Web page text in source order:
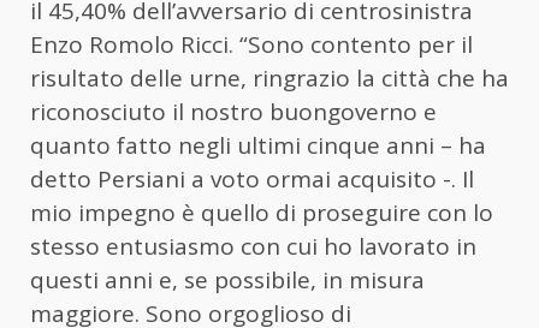
il 45,40% dell’avversario di centrosinistra
Enzo Romolo Ricci. “Sono contento per il
risultato delle urne, ringrazio la città che ha
riconosciuto il nostro buongoverno e
quanto fatto negli ultimi cinque anni – ha
detto Persiani a voto ormai acquisito -. Il
mio impegno è quello di proseguire con lo
stesso entusiasmo con cui ho lavorato in
questi anni e, se possibile, in misura
maggiore. Sono orgoglioso di